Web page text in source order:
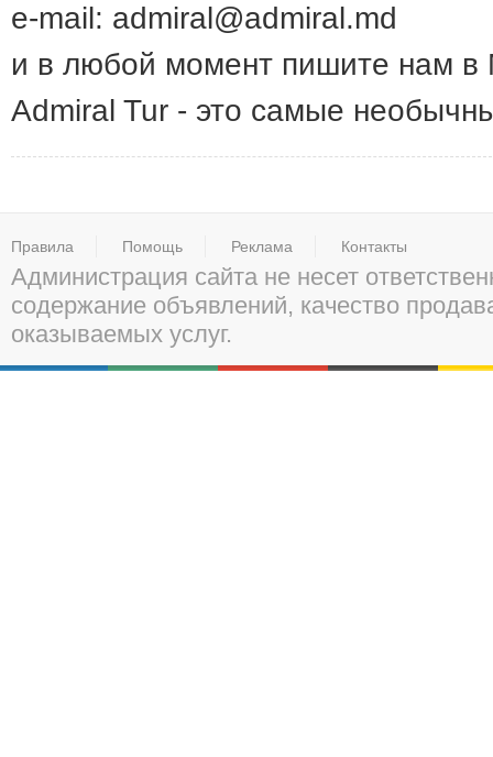
e-mail: admiral@admiral.md
и в любой момент пишите нам в
Admiral Tur - это самые
Правила Помощь Реклама Контакты
Администрация сайта не несет
содержание объявлений, качество
оказываемых услуг.